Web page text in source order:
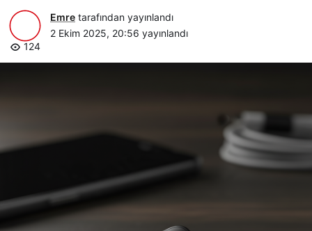
Emre tarafından yayınlandı
2 Ekim 2025, 20:56 yayınlandı
124